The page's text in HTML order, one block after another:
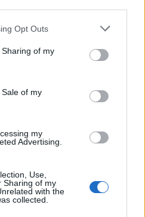
disclosed by us to third parties
app uses one or more Google
store information including but
behaviour. You may click to
and its third-party tags to
Opt Outs
of my
of my
my
Advertising.
Use,
Sharing of my
with the
collected.
Germania
UK